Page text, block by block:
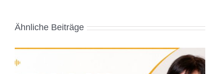
Ähnliche Beiträge